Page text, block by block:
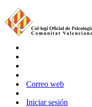
Correo web
Iniciar sesión